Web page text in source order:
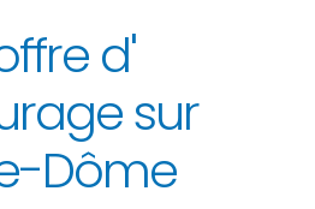
d'
sur
Dôme